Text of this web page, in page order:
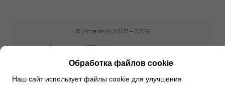
© Атлант-М 2007 – 2026
Обработка файлов cookie
Наш сайт использует файлы cookie для улучшения